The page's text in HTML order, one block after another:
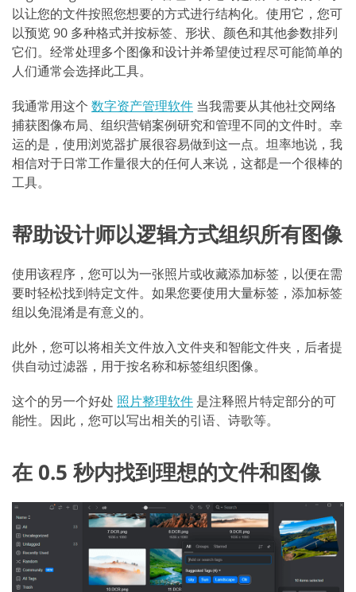
以让您的文件按照您想要的方式进行结构化。使用它，您可
以预览 90 多种格式并按标签、形状、颜色和其他参数排列
它们。经常处理多个图像和设计并希望使过程尽可能简单的
人们通常会选择此工具。
我通常用这个 数字资产管理软件 当我需要从其他社交网络
捕获图像布局、组织营销案例研究和管理不同的文件时。幸
运的是，使用浏览器扩展很容易做到这一点。坦率地说，我
相信对于日常工作量很大的任何人来说，这都是一个很棒的
工具。
帮助设计师以逻辑方式组织所有图像
使用该程序，您可以为一张照片或收藏添加标签，以便在需
要时轻松找到特定文件。如果您要使用大量标签，添加标签
组以免混淆是有意义的。
此外，您可以将相关文件放入文件夹和智能文件夹，后者提
供自动过滤器，用于按名称和标签组织图像。
这个的另一个好处 照片整理软件 是注释照片特定部分的可
能性。因此，您可以写出相关的引语、诗歌等。
在 0.5 秒内找到理想的文件和图像